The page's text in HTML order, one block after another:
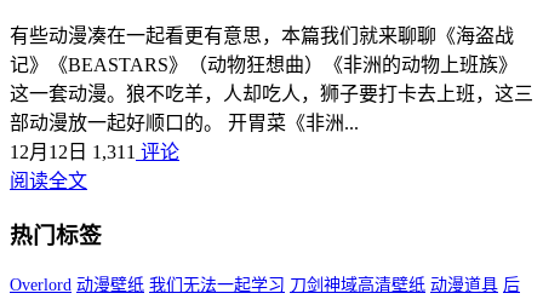
有些动漫凑在一起看更有意思，本篇我们就来聊聊《海盗战
记》《BEASTARS》（动物狂想曲）《非洲的动物上班族》
这一套动漫。狼不吃羊，人却吃人，狮子要打卡去上班，这三
部动漫放一起好顺口的。 开胃菜《非洲...
12月12日 1,311 评论
阅读全文
热门标签
Overlord 动漫壁纸 我们无法一起学习 刀剑神域高清壁纸 动漫道具 后